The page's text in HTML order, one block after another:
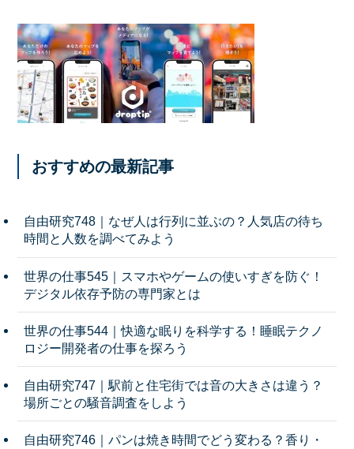
おすすめの最新記事
自由研究748｜なぜ人は行列に並ぶの？人気店の待ち
時間と人数を調べてみよう
世界の仕事545｜スマホやゲームの使いすぎを防ぐ！
デジタル依存予防の専門家とは
世界の仕事544｜快適な眠りを科学する！睡眠テクノ
ロジー開発者の仕事を探ろう
自由研究747｜駅前と住宅街では音の大きさは違う？
場所ごとの騒音調査をしよう
自由研究746｜パンは焼き時間でどう変わる？香り・